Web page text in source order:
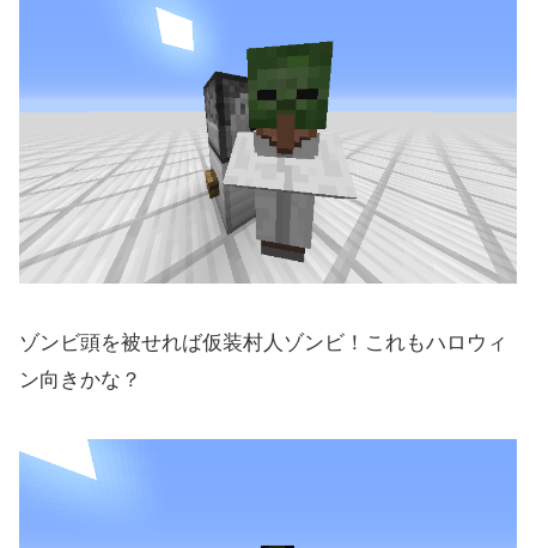
ゾンビ頭を被せれば仮装村人ゾンビ！これもハロウィ
ン向きかな？